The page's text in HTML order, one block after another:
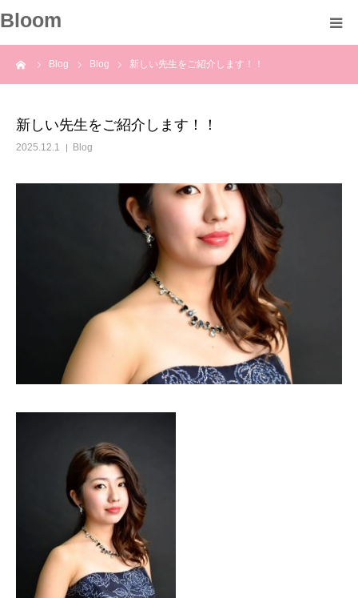
Bloom
Blog Blog 新しい先生をご紹介します！！
新しい先生をご紹介します！！
2025.12.1 Blog
About
Contact